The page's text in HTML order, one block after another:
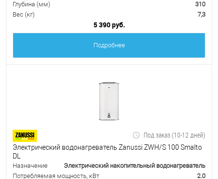
Глубина (мм)
310
Вес (кг)
7,3
5 390 руб.
Подробнее
Под заказ (10-12 дней)
Электрический водонагреватель Zanussi ZWH/S 100 Smalto
DL
Назначение
Электрический накопительный водонагреватель
Потребляемая мощность, кВт
2.0